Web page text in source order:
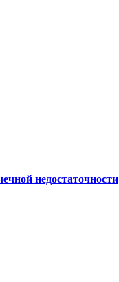
недостаточности